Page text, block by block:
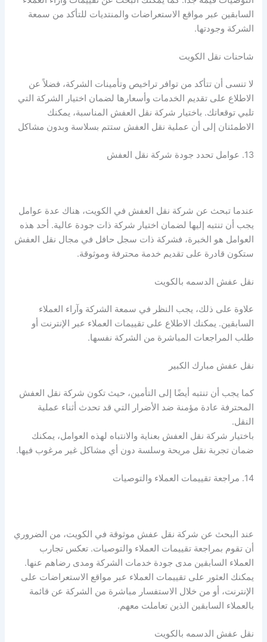
السابقين عبر مواقع الاستعراضات والمنتديات للتأكد من سمعة
الشركة وجودتها.
شاحنات نقل الكويت
لا تنسى أن تتأكد من توافر تراخيص وتأمينات الشركة، فضلاً عن
الاطلاع على تقديم الخدمات وأسعارها لضمان اختيار الشركة التي
تلبي توقعاتك. باختيار شركة نقل العفش المناسبة، يمكنك
الاطمئنان إلى أن عملية نقل العفش ستتم بسلاسة وبدون مشاكل
13. عوامل تحدد جودة شركة نقل العفش
عندما تبحث عن شركة نقل العفش في الكويت، هناك عدة عوامل
يجب أن تنتبه إليها لضمان اختيار شركة ذات جودة عالية. أحد هذه
العوامل هو الخبرة، فشركة ذات سجل حافل في مجال نقل العفش
ستكون قادرة على تقديم خدمة محترفة وموثوقة.
نقل عفش الدسمه بالكويت
علاوة على ذلك، يجب النظر في سمعة الشركة وآراء العملاء
السابقين. يمكنك الاطلاع على تقييمات العملاء عبر الإنترنت أو
طلب المراجعات المباشرة من الشركة نفسها.
نقل عفش مبارك الكبير
كما يجب أن تنتبه أيضًا إلى التأمين، حيث تكون شركة نقل العفش
المحترفة عادة مؤمنة ضد الأضرار التي قد تحدث أثناء عملية
النقل.
باختيار شركة نقل العفش بعناية والانتباه لهذه العوامل، يمكنك
ضمان تجربة نقل مريحة وسلسة دون أي مشاكل غير مرغوب فيها.
14. مراجعة تقييمات العملاء والتوصيات
عند البحث عن شركة نقل عفش موثوقة في الكويت، من الضروري
أن تقوم بمراجعة تقييمات العملاء والتوصيات. تعكس تجارب
العملاء السابقين مدى جودة خدمات الشركة ومدى رضاهم عنها.
يمكنك العثور على تقييمات العملاء عبر مواقع الاستعراضات على
الإنترنت، أو من خلال الاستفسار مباشرة من الشركة عن قائمة
بالعملاء السابقين الذين تعاملت معهم.
نقل عفش الدسمه بالكويت